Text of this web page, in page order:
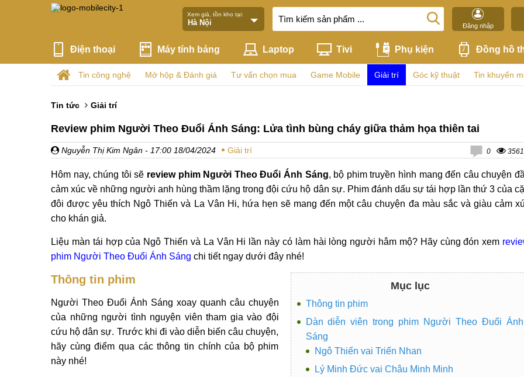
Xem giá, tồn kho tại:
Đăng nhập
Điện thoại Máy tính bảng Laptop Tivi Phụ kiện Đồng hồ
Tin công nghệ Mở hộp & Đánh giá Tư vấn chọn mua Game Mobile Giải trí Góc kỹ thuật Tin khuyến
Tin tức Giải trí
Review phim Người Theo Đuổi Ánh Sáng: Lửa tình bùng cháy giữa thảm họa thiên tai
Nguyễn Thị Kim Ngân - 17:00 18/04/2024 Giải trí 0 3561
Hôm nay, chúng tôi sẽ review phim Người Theo Đuổi Ánh Sáng, bộ phim truyền hình mang đến câu chuyện
cảm xúc về những người anh hùng thầm lặng trong đội cứu hộ dân sự. Phim đánh dấu sự tái hợp lần thứ 3 của
đôi được yêu thích Ngô Thiến và La Vân Hi, hứa hẹn sẽ mang đến một câu chuyện đa màu sắc và giàu cảm
cho khán giả.
Liệu màn tái hợp của Ngô Thiến và La Vân Hi lần này có làm hài lòng người hâm mộ? Hãy cùng đón xem
phim Người Theo Đuổi Ánh Sáng chi tiết ngay dưới đây nhé!
Mục lục
Thông tin phim
Dàn diễn viên trong phim Người Theo Đuổi Ánh
Sáng
Ngô Thiến vai Triển Nhan
Lý Minh Đức vai Châu Minh Minh
Thông tin phim
Người Theo Đuổi Ánh Sáng xoay quanh câu chuyện
của những người tình nguyện viên tham gia vào đội
cứu hộ dân sự. Trước khi đi vào diễn biến câu chuyện,
hãy cùng điểm qua các thông tin chính của bộ phim
này nhé!